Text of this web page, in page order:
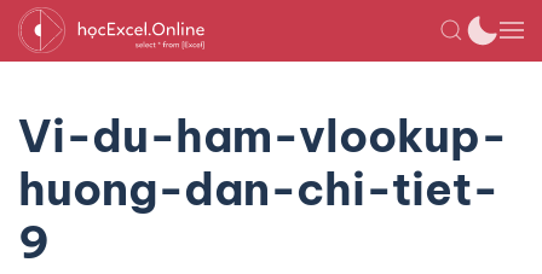
Vi-du-ham-vlookup-
huong-dan-chi-tiet-
9